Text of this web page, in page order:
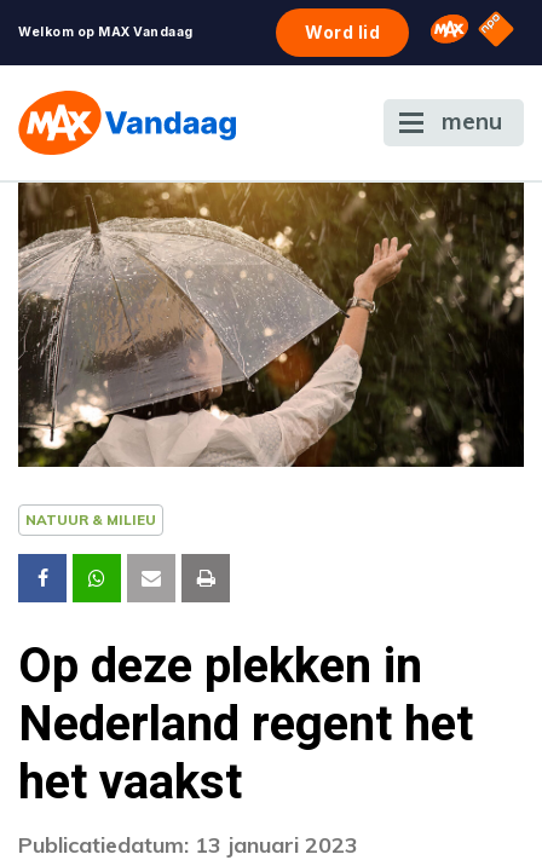
Welkom op MAX Vandaag Word lid Omroep
NPO
menu
NATUUR & MILIEU
Op deze plekken in
Nederland regent het
het vaakst
Publicatiedatum: 13 januari 2023